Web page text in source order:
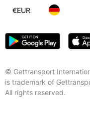
© Gettransport
is trademark of
All rights reserved.
€EUR